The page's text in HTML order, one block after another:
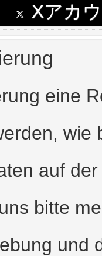
Xアカ
eine
wie
auf
bitte
und